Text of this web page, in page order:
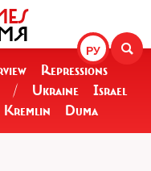
РУ
Repressions
/ Ukraine
Israel
Kremlin Duma